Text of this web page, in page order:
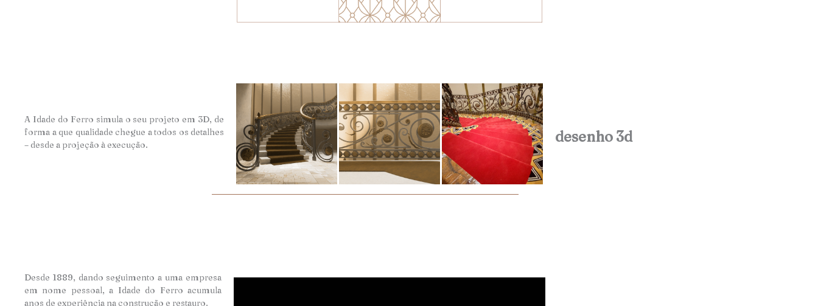
A Idade do Ferro simula o seu projeto em 3D, de
forma a que qualidade chegue a todos os detalhes
– desde a projeção à execução.
desenho 3d
Desde 1889, dando seguimento a uma empresa
em nome pessoal, a Idade do Ferro acumula
anos de experiência na construção e restauro.